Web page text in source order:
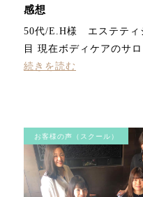
感想
50代/E.H様 エステティ
目 現在ボディケアのサ
続きを読む
お客様の声（スクール）